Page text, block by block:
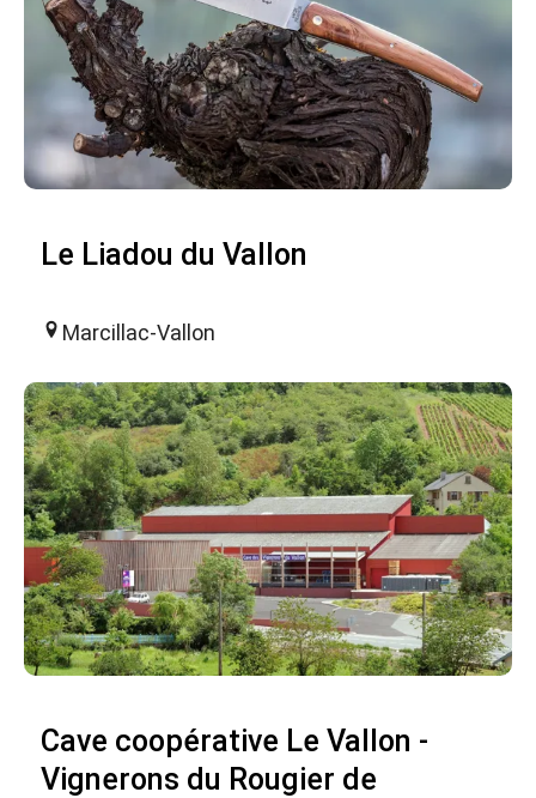
Le Liadou du Vallon
Marcillac-Vallon
Cave coopérative Le Vallon -
Vignerons du Rougier de